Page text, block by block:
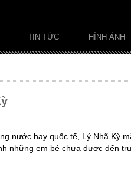
TIN TỨC HÌNH ẢNH
nước hay quốc tế, Lý Nhã Kỳ
những em bé chưa được đến